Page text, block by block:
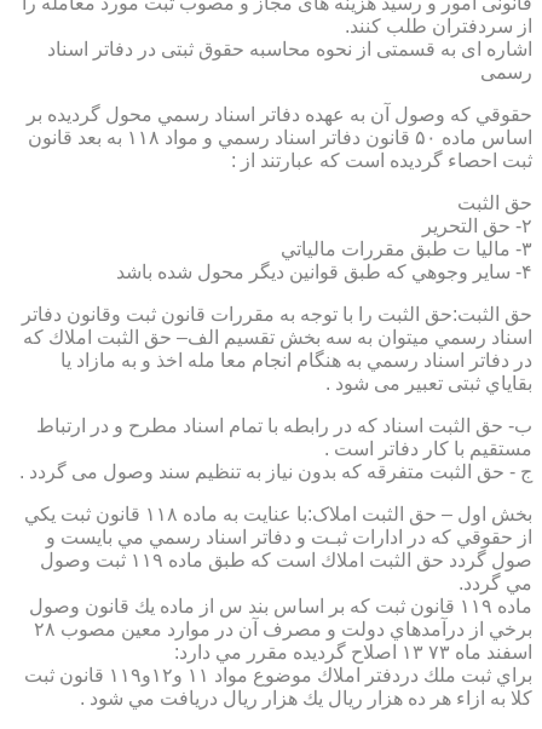
از سردفتران طلب کنند.
اشاره ای به قسمتی از نحوه محاسبه حقوق ثبتی در دفاتر اسناد
رسمی
حقوقي كه وصول آن به عهده دفاتر اسناد رسمي محول گرديده بر
اساس ماده ۵۰ قانون دفاتر اسناد رسمي و مواد ۱۱۸ به بعد قانون
ثبت احصاء گرديده است كه عبارتند از :
حق الثبت
۲- حق التحرير
۳- ماليا ت طبق مقررات مالياتي
۴- ساير وجوهي كه طبق قوانين ديگر محول شده باشد
حق الثبت:حق الثبت را با توجه به مقررات قانون ثبت وقانون دفاتر
اسناد رسمي ميتوان به سه بخش تقسيم الف– حق الثبت املاك كه
در دفاتر اسناد رسمي به هنگام انجام معا مله اخذ و به مازاد يا
بقاياي ثبتی تعبیر می شود .
ب- حق الثبت اسناد كه در رابطه با تمام اسناد مطرح و در ارتباط
مستقيم با كار دفاتر است .
ج - حق الثبت متفرقه كه بدون نياز به تنظیم سند وصول می گردد .
بخش اول – حق الثبت املاک:با عنايت به ماده ۱۱۸ قانون ثبت يكي
از حقوقي كه در ادارات ثبـت و دفاتر اسناد رسمي مي بايست و
صول گردد حق الثبت املاك است كه طبق ماده ۱۱۹ ثبت وصول
مي گردد.
ماده ۱۱۹ قانون ثبت كه بر اساس بند س از ماده يك قانون وصول
برخي از درآمدهاي دولت و مصرف آن در موارد معين مصوب ۲۸
اسفند ماه ۷۳ ۱۳ اصلاح گرديده مقرر مي دارد:
براي ثبت ملك دردفتر املاك موضوع مواد ۱۱ و۱۲و۱۱۹ قانون ثبت
كلا به ازاء هر ده هزار ريال يك هزار ريال دريافت مي شود .